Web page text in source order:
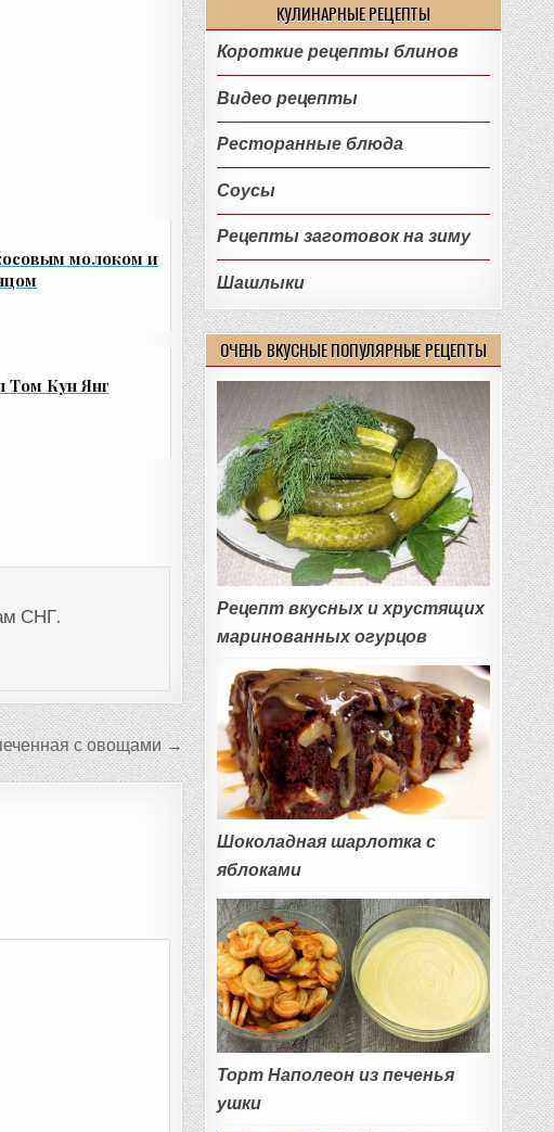
молоком и
Том Кун Янг
СНГ.
с овощами →
КУЛИНАРНЫЕ РЕЦЕПТЫ
Короткие рецепты блинов
Видео рецепты
Ресторанные блюда
Соусы
Рецепты заготовок на зиму
Шашлыки
ОЧЕНЬ ВКУСНЫЕ ПОПУЛЯРНЫЕ РЕЦЕПТЫ
Рецепт вкусных и хрустящих
маринованных огурцов
Шоколадная шарлотка с
яблоками
Торт Наполеон из печенья
ушки